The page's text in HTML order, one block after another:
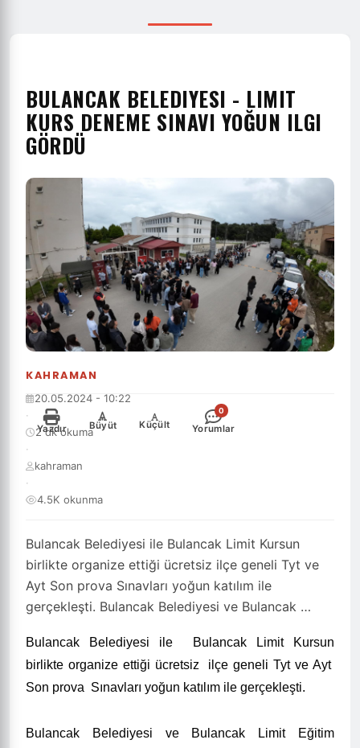
KAHRAMAN
BULANCAK BELEDIYESI - LIMIT
KURS DENEME SINAVI YOĞUN ILGI
GÖRDÜ
Bulancak Belediyesi ile Bulancak Limit Kursun
birlikte organize ettiği ücretsiz ilçe geneli Tyt ve
Ayt Son prova Sınavları yoğun katılım ile
gerçekleşti. Bulancak Belediyesi ve Bulancak …
20.05.2024 - 10:22
·
2 dk okuma
·
kahraman
·
4.5K okunma
Yazdır
+
Büyüt
-
Küçült
0
Yorumlar
Bulancak Belediyesi ile Bulancak Limit Kursun
birlikte organize ettiği ücretsiz ilçe geneli Tyt ve Ayt
Son prova Sınavları yoğun katılım ile gerçekleşti.
Bulancak Belediyesi ve Bulancak Limit Eğitim